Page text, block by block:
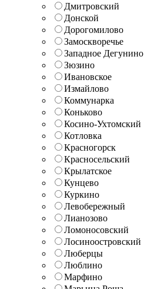
Дмитровский
Донской
Дорогомилово
Замоскворечье
Западное Дегунино
Зюзино
Ивановское
Измайлово
Коммунарка
Коньково
Косино-Ухтомский
Котловка
Красногорск
Красносельский
Крылатское
Кунцево
Куркино
Левобережный
Лианозово
Ломоносовский
Лосиноостровский
Люберцы
Люблино
Марфино